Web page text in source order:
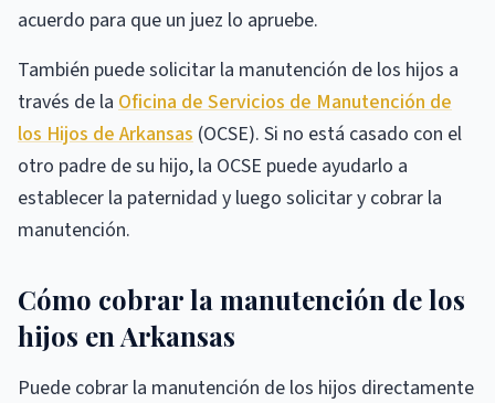
acuerdo para que un juez lo apruebe.
También puede solicitar la manutención de los hijos a
través de la Oficina de Servicios de Manutención de
los Hijos de Arkansas (OCSE). Si no está casado con el
otro padre de su hijo, la OCSE puede ayudarlo a
establecer la paternidad y luego solicitar y cobrar la
manutención.
Cómo cobrar la manutención de los
hijos en Arkansas
Puede cobrar la manutención de los hijos directamente